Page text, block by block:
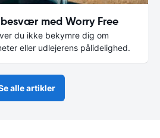
med Worry Free
du ikke bekymre dig om
eller udlejerens pålidelighed.
alle artikler